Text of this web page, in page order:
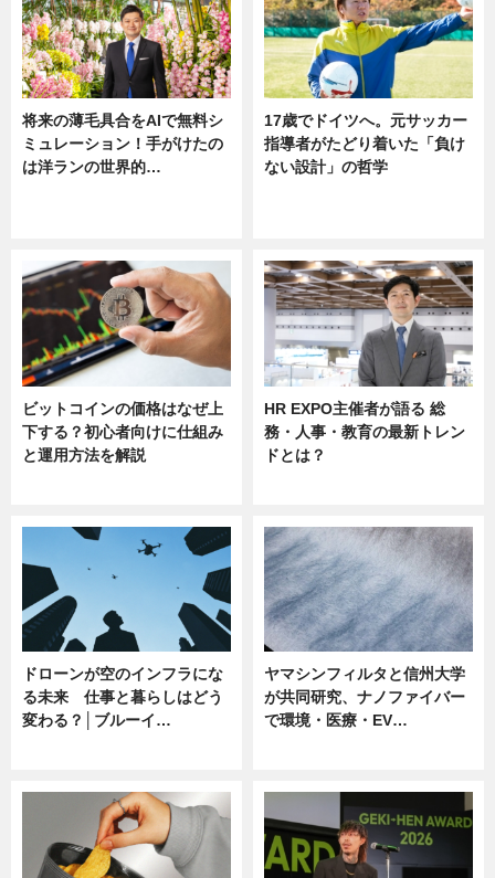
将来の薄毛具合をAIで無料シ
ミュレーション！手がけたの
は洋ランの世界的…
17歳でドイツへ。元サッカー
指導者がたどり着いた「負け
ない設計」の哲学
ビットコインの価格はなぜ上
下する？初心者向けに仕組み
と運用方法を解説
HR EXPO主催者が語る 総
務・人事・教育の最新トレン
ドとは？
ドローンが空のインフラにな
る未来 仕事と暮らしはどう
変わる？│ブルーイ…
ヤマシンフィルタと信州大学
が共同研究、ナノファイバー
で環境・医療・EV…